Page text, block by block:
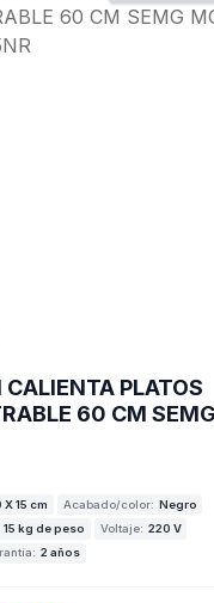
PLATOS
60 CM SEMG
X 15 cm Acabado/color: Negro
15 kg de peso Voltaje: 220 V
2 años